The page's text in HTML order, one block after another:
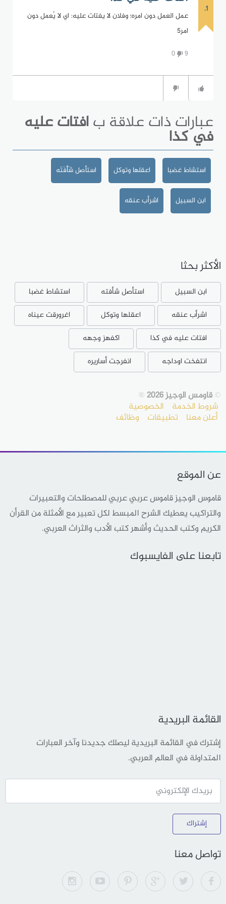
1.
عمل العمل دون امره؛ وفلان لا يفتات عليه: اي لا يُعمل دون
امر٥
9
0
عبارات ذات علاقة بافتات عليه
في كذا
استشاط غضبا اعقلها وتوكل استأصل شَأْفَتَه
ابن السبيل اشرأب عنقه
الأكثر بحثا
ابن السبيل استأصل شأفته
استشاط غضبا
اشرأب عنقه
اعقلها وتوكل
اغرورقت عيناه
افتات عليه في كذا
اكفهز وجهه
انتفخت اوداجه
انفرجت أساريره
©قاومس الوجيز 2026 ®
شروط الخدمة الخصوصية
أعلن معنا تطبيقات وظائف
عن الموقع
قاموس الوجيز قاموس عربي عربي للمصطلحات والتعبيرات
والتراكيب يعطيك الشرح المبسط لكل تعبير مع الأمثلة من القرأن
الكريم وكتب الحديث وأشهر كتب الأدب والثراث العربي.
تابعنا على الفايسبوك
القائمة البريدية
إشترك في القائمة البريدية ليصلك جديدنا وآخر العبارات
المتداولة في العالم العربي.
إشتراك
تواصل معنا